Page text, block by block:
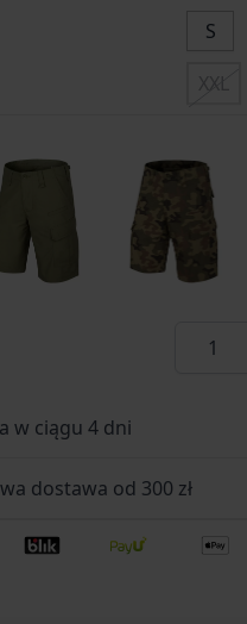
S
Ilość
w ciągu 4 dni
dostawa od 300 zł